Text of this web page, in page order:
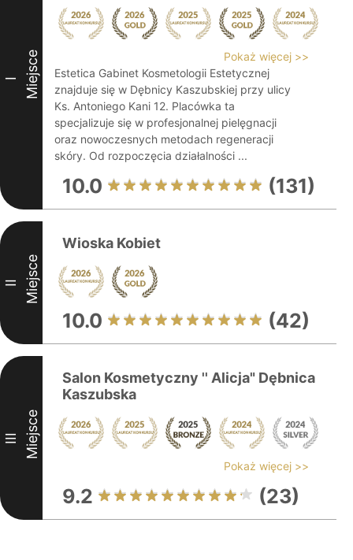
I Miejsce
Pokaż więcej >>
Estetica Gabinet Kosmetologii Estetycznej
znajduje się w Dębnicy Kaszubskiej przy ulicy
Ks. Antoniego Kani 12. Placówka ta
specjalizuje się w profesjonalnej pielęgnacji
oraz nowoczesnych metodach regeneracji
skóry. Od rozpoczęcia działalności ...
10.0 (131)
II Miejsce
Wioska Kobiet
10.0 (42)
III Miejsce
Salon Kosmetyczny '' Alicja" Dębnica
Kaszubska
Pokaż więcej >>
9.2 (23)